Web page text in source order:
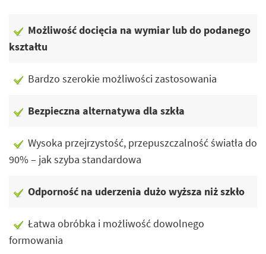
Możliwość docięcia na wymiar lub do podanego
kształtu
Bardzo szerokie możliwości zastosowania
Bezpieczna alternatywa dla szkła
Wysoka przejrzystość, przepuszczalność światła do
90% – jak szyba standardowa
Odporność na uderzenia dużo wyższa niż szkło
Łatwa obróbka i możliwość dowolnego
formowania